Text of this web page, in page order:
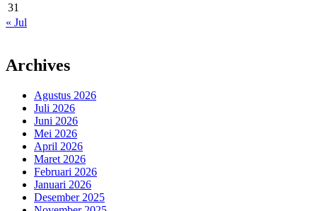
31
« Jul
Archives
Agustus 2026
Juli 2026
Juni 2026
Mei 2026
April 2026
Maret 2026
Februari 2026
Januari 2026
Desember 2025